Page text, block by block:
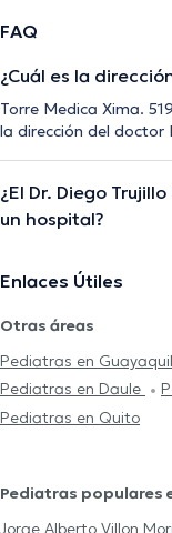
FAQ
¿Cuál es la
Torre Medica Xima.
la dirección del doctor
¿El Dr. Diego
un hospital?
Enlaces Útiles
Otras áreas
Pediatras en
Pediatras en Daule
Pediatras en Quito
Pediatras populares
Jorge Alberto Villon